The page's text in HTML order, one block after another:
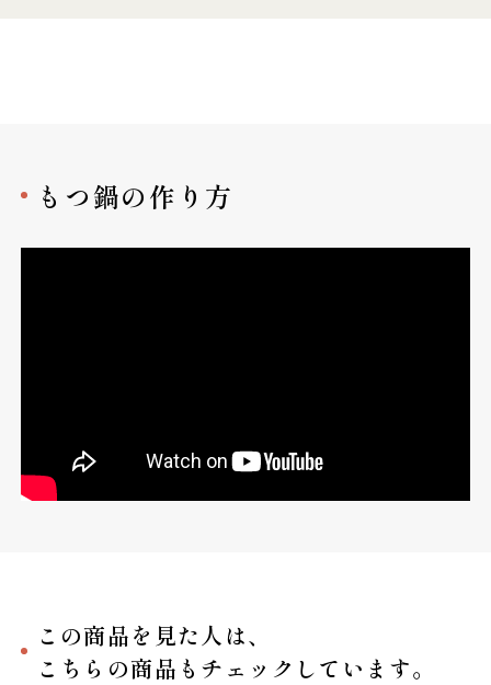
もつ鍋の作り方
この商品を見た人は、
こちらの商品もチェックしています。